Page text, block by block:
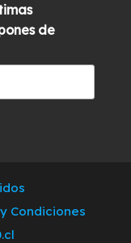
de
Condiciones